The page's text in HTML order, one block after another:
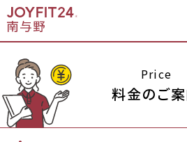
店舗トップ
Price
料金のご